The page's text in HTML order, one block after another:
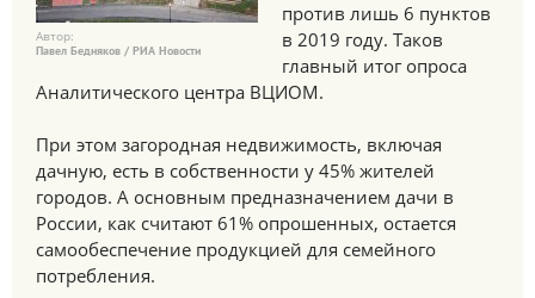
Автор:
Павел Бедняков / РИА Новости
против лишь 6 пунктов
в 2019 году. Таков
главный итог опроса
Аналитического центра ВЦИОМ.
При этом загородная недвижимость, включая
дачную, есть в собственности у 45% жителей
городов. А основным предназначением дачи в
России, как считают 61% опрошенных, остается
самообеспечение продукцией для семейного
потребления.